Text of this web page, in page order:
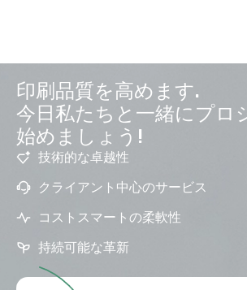
印刷品質を高めます.
今日私たちと一緒にプロ
始めましょう!
技術的な卓越性
クライアント中心のサービス
コストスマートの柔軟性
持続可能な革新